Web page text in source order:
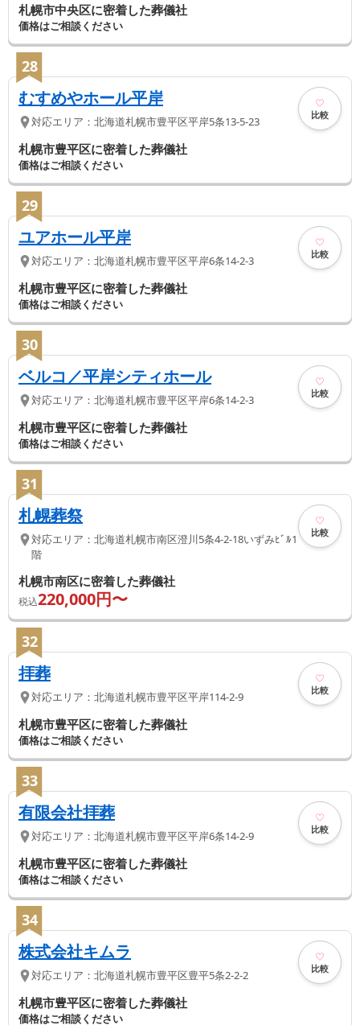
札幌市中央区に密着した葬儀社
価格はご相談ください
28
むすめやホール平岸
対応エリア： 北海道札幌市豊平区平岸5条13-5-23 比較
札幌市豊平区に密着した葬儀社
価格はご相談ください
29
ユアホール平岸
対応エリア： 北海道札幌市豊平区平岸6条14-2-3 比較
札幌市豊平区に密着した葬儀社
価格はご相談ください
30
ベルコ／平岸シティホール
対応エリア： 北海道札幌市豊平区平岸6条14-2-3 比較
札幌市豊平区に密着した葬儀社
価格はご相談ください
31
札幌葬祭
対応エリア： 北海道札幌市南区澄川5条4-2-18いずみﾋﾞﾙ1
階
比較
札幌市南区に密着した葬儀社
税込220,000円〜
32
拝葬
対応エリア： 北海道札幌市豊平区平岸114-2-9 比較
札幌市豊平区に密着した葬儀社
価格はご相談ください
33
有限会社拝葬
対応エリア： 北海道札幌市豊平区平岸6条14-2-9 比較
札幌市豊平区に密着した葬儀社
価格はご相談ください
34
株式会社キムラ
対応エリア： 北海道札幌市豊平区豊平5条2-2-2 比較
札幌市豊平区に密着した葬儀社
価格はご相談ください